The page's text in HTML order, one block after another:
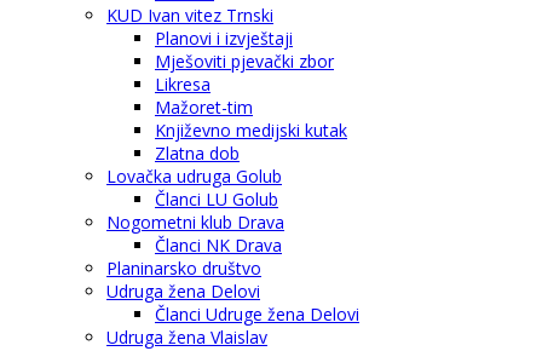
KUD Ivan vitez Trnski
Planovi i izvještaji
Mješoviti pjevački zbor
Likresa
Mažoret-tim
Književno medijski kutak
Zlatna dob
Lovačka udruga Golub
Članci LU Golub
Nogometni klub Drava
Članci NK Drava
Planinarsko društvo
Udruga žena Delovi
Članci Udruge žena Delovi
Udruga žena Vlaislav